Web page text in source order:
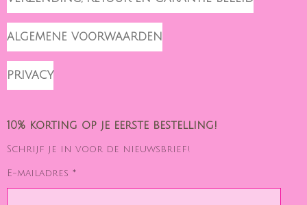
ALGEMENE VOORWAARDEN
PRIVACY
10% korting op je eerste bestelling!
Schrijf je in voor de nieuwsbrief!
E-mailadres *